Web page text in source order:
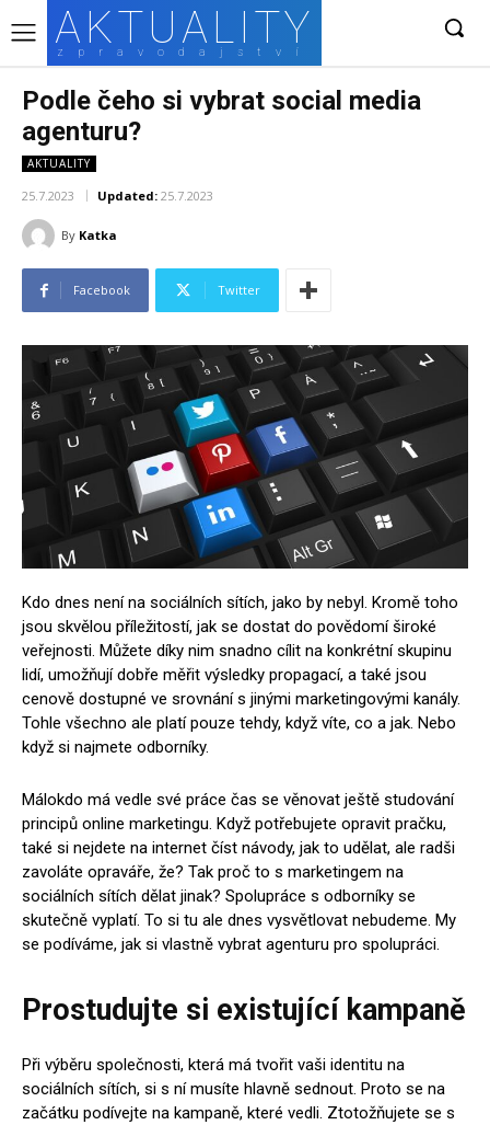
AKTUALITY
zpravodajství
Podle čeho si vybrat social media
agenturu?
AKTUALITY
25.7.2023 Updated: 25.7.2023
By Katka
Facebook Twitter
Kdo dnes není na sociálních sítích, jako by nebyl. Kromě toho
jsou skvělou příležitostí, jak se dostat do povědomí široké
veřejnosti. Můžete díky nim snadno cílit na konkrétní skupinu
lidí, umožňují dobře měřit výsledky propagací, a také jsou
cenově dostupné ve srovnání s jinými marketingovými kanály.
Tohle všechno ale platí pouze tehdy, když víte, co a jak. Nebo
když si najmete odborníky.
Málokdo má vedle své práce čas se věnovat ještě studování
principů online marketingu. Když potřebujete opravit pračku,
také si nejdete na internet číst návody, jak to udělat, ale radši
zavoláte opraváře, že? Tak proč to s marketingem na
sociálních sítích dělat jinak? Spolupráce s odborníky se
skutečně vyplatí. To si tu ale dnes vysvětlovat nebudeme. My
se podíváme, jak si vlastně vybrat agenturu pro spolupráci.
Prostudujte si existující kampaně
Při výběru společnosti, která má tvořit vaši identitu na
sociálních sítích, si s ní musíte hlavně sednout. Proto se na
začátku podívejte na kampaně, které vedli. Ztotožňujete se s